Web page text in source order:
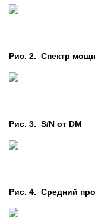
Рис. 2. Cпектр
Рис. 3. S/N от DM
Рис. 4. Средний